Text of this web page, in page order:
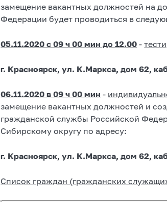
замещение вакантных должностей на
Федерации будет проводиться в
05.11.2020 с 09 ч 00 мин до 12.00 -
г. Красноярск, ул. К.Маркса, дом 62,
06.11.2020 в 09 ч 00 мин -
замещение вакантных должностей и
гражданской службы Российской
Сибирскому округу по адресу:
г. Красноярск, ул. К.Маркса, дом 62,
Список граждан (гражданских